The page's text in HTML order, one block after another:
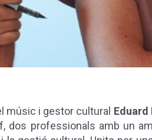
músic i gestor cultural Eduard
dos professionals amb un